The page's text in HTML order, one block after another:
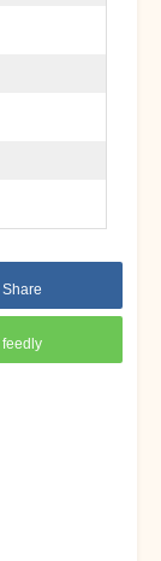
Share
feedly